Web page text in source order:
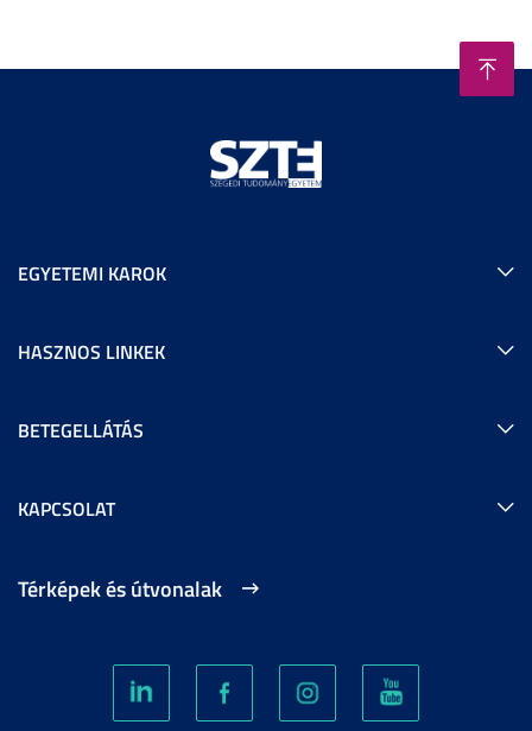
EGYETEMI KAROK
HASZNOS LINKEK
BETEGELLÁTÁS
KAPCSOLAT
Térképek és útvonalak